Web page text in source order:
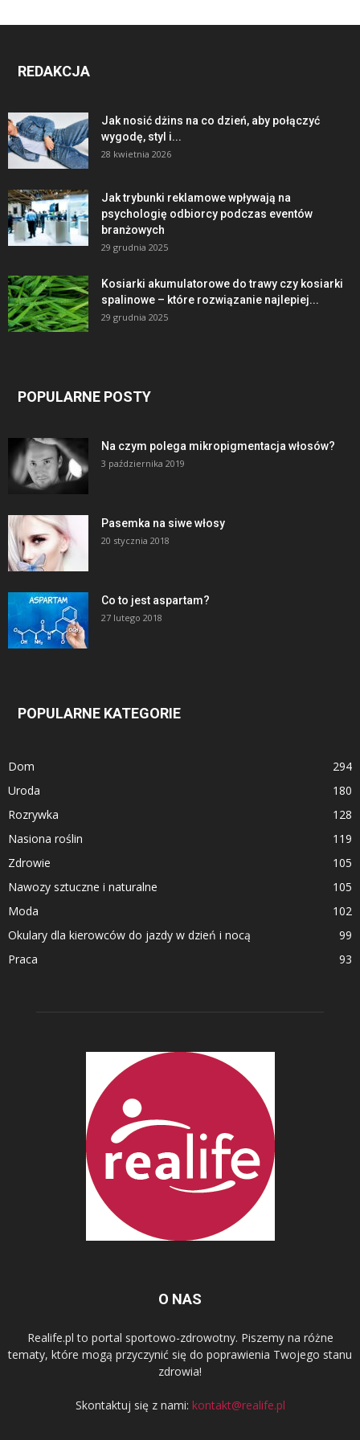
REDAKCJA
Jak nosić dżins na co dzień, aby połączyć
wygodę, styl i...
28 kwietnia 2026
Jak trybunki reklamowe wpływają na
psychologię odbiorcy podczas eventów
branżowych
29 grudnia 2025
Kosiarki akumulatorowe do trawy czy kosiarki
spalinowe – które rozwiązanie najlepiej...
29 grudnia 2025
POPULARNE POSTY
Na czym polega mikropigmentacja włosów?
3 października 2019
Pasemka na siwe włosy
20 stycznia 2018
Co to jest aspartam?
27 lutego 2018
POPULARNE KATEGORIE
Dom
294
Uroda
180
Rozrywka
128
Nasiona roślin
119
Zdrowie
105
Nawozy sztuczne i naturalne
105
Moda
102
Okulary dla kierowców do jazdy w dzień i nocą
99
Praca
93
O NAS
Realife.pl to portal sportowo-zdrowotny. Piszemy na różne
tematy, które mogą przyczynić się do poprawienia Twojego stanu
zdrowia!
Skontaktuj się z nami: kontakt@realife.pl